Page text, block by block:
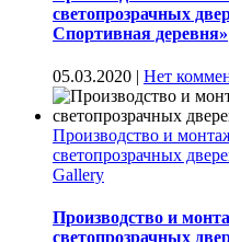
светопрозрачных
Спортивная деревня»
05.03.2020 | Нет
Производство и
светопрозрачных
Gallery
Производство и
светопрозрачных